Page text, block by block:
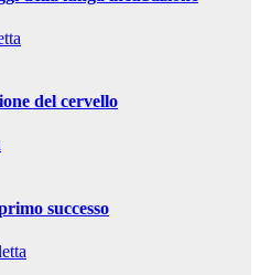
del cervello
successo